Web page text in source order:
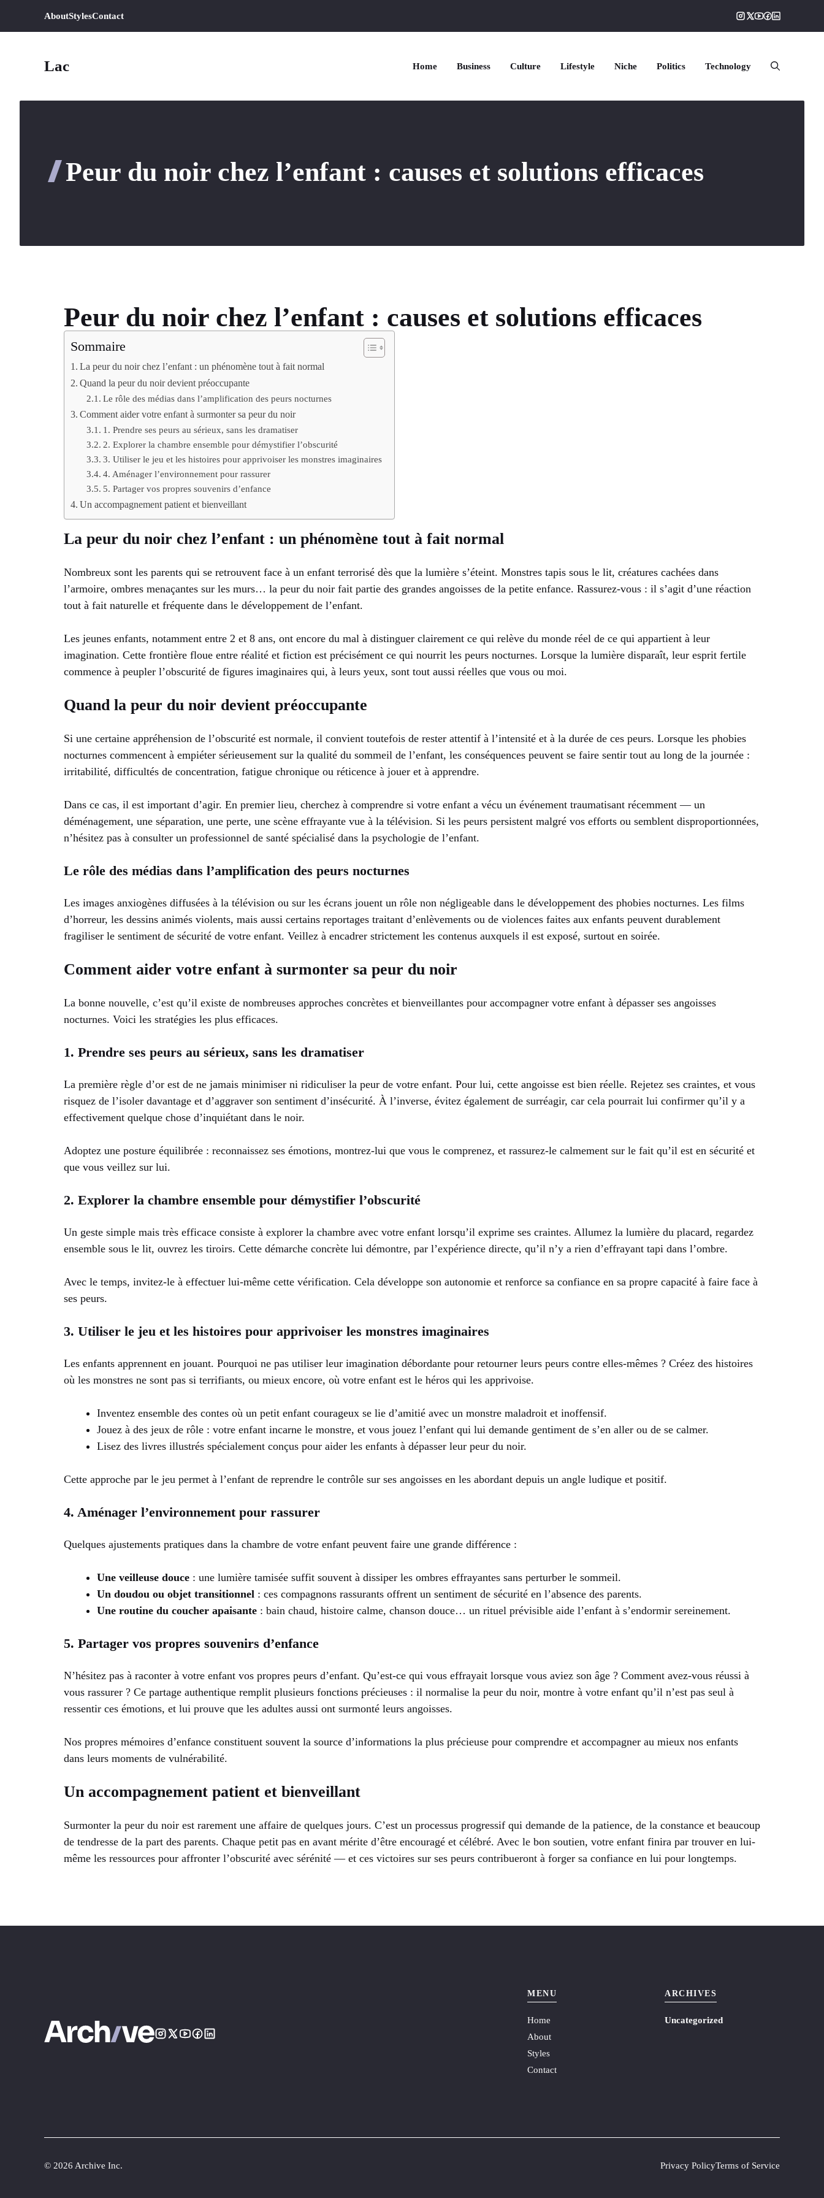
AboutStylesContact
Lac Home Business Culture Lifestyle Niche Politics Technology
Peur du noir chez l’enfant : causes et solutions efficaces
Peur du noir chez l’enfant : causes et solutions efficaces
Sommaire
La peur du noir chez l’enfant : un phénomène tout à fait normal
Quand la peur du noir devient préoccupante
Le rôle des médias dans l’amplification des peurs nocturnes
Comment aider votre enfant à surmonter sa peur du noir
1. Prendre ses peurs au sérieux, sans les dramatiser
2. Explorer la chambre ensemble pour démystifier l’obscurité
3. Utiliser le jeu et les histoires pour apprivoiser les monstres imaginaires
4. Aménager l’environnement pour rassurer
5. Partager vos propres souvenirs d’enfance
Un accompagnement patient et bienveillant
La peur du noir chez l’enfant : un phénomène tout à fait normal
Nombreux sont les parents qui se retrouvent face à un enfant terrorisé dès que la lumière s’éteint. Monstres tapis sous le lit, créatures cachées dans
l’armoire, ombres menaçantes sur les murs… la peur du noir fait partie des grandes angoisses de la petite enfance. Rassurez-vous : il s’agit d’une réaction
tout à fait naturelle et fréquente dans le développement de l’enfant.
Les jeunes enfants, notamment entre 2 et 8 ans, ont encore du mal à distinguer clairement ce qui relève du monde réel de ce qui appartient à leur
imagination. Cette frontière floue entre réalité et fiction est précisément ce qui nourrit les peurs nocturnes. Lorsque la lumière disparaît, leur esprit fertile
commence à peupler l’obscurité de figures imaginaires qui, à leurs yeux, sont tout aussi réelles que vous ou moi.
Quand la peur du noir devient préoccupante
Si une certaine appréhension de l’obscurité est normale, il convient toutefois de rester attentif à l’intensité et à la durée de ces peurs. Lorsque les phobies
nocturnes commencent à empiéter sérieusement sur la qualité du sommeil de l’enfant, les conséquences peuvent se faire sentir tout au long de la journée :
irritabilité, difficultés de concentration, fatigue chronique ou réticence à jouer et à apprendre.
Dans ce cas, il est important d’agir. En premier lieu, cherchez à comprendre si votre enfant a vécu un événement traumatisant récemment — un
déménagement, une séparation, une perte, une scène effrayante vue à la télévision. Si les peurs persistent malgré vos efforts ou semblent disproportionnées,
n’hésitez pas à consulter un professionnel de santé spécialisé dans la psychologie de l’enfant.
Le rôle des médias dans l’amplification des peurs nocturnes
Les images anxiogènes diffusées à la télévision ou sur les écrans jouent un rôle non négligeable dans le développement des phobies nocturnes. Les films
d’horreur, les dessins animés violents, mais aussi certains reportages traitant d’enlèvements ou de violences faites aux enfants peuvent durablement
fragiliser le sentiment de sécurité de votre enfant. Veillez à encadrer strictement les contenus auxquels il est exposé, surtout en soirée.
Comment aider votre enfant à surmonter sa peur du noir
La bonne nouvelle, c’est qu’il existe de nombreuses approches concrètes et bienveillantes pour accompagner votre enfant à dépasser ses angoisses
nocturnes. Voici les stratégies les plus efficaces.
1. Prendre ses peurs au sérieux, sans les dramatiser
La première règle d’or est de ne jamais minimiser ni ridiculiser la peur de votre enfant. Pour lui, cette angoisse est bien réelle. Rejetez ses craintes, et vous
risquez de l’isoler davantage et d’aggraver son sentiment d’insécurité. À l’inverse, évitez également de surréagir, car cela pourrait lui confirmer qu’il y a
effectivement quelque chose d’inquiétant dans le noir.
Adoptez une posture équilibrée : reconnaissez ses émotions, montrez-lui que vous le comprenez, et rassurez-le calmement sur le fait qu’il est en sécurité et
que vous veillez sur lui.
2. Explorer la chambre ensemble pour démystifier l’obscurité
Un geste simple mais très efficace consiste à explorer la chambre avec votre enfant lorsqu’il exprime ses craintes. Allumez la lumière du placard, regardez
ensemble sous le lit, ouvrez les tiroirs. Cette démarche concrète lui démontre, par l’expérience directe, qu’il n’y a rien d’effrayant tapi dans l’ombre.
Avec le temps, invitez-le à effectuer lui-même cette vérification. Cela développe son autonomie et renforce sa confiance en sa propre capacité à faire face à
ses peurs.
3. Utiliser le jeu et les histoires pour apprivoiser les monstres imaginaires
Les enfants apprennent en jouant. Pourquoi ne pas utiliser leur imagination débordante pour retourner leurs peurs contre elles-mêmes ? Créez des histoires
où les monstres ne sont pas si terrifiants, ou mieux encore, où votre enfant est le héros qui les apprivoise.
Inventez ensemble des contes où un petit enfant courageux se lie d’amitié avec un monstre maladroit et inoffensif.
Jouez à des jeux de rôle : votre enfant incarne le monstre, et vous jouez l’enfant qui lui demande gentiment de s’en aller ou de se calmer.
Lisez des livres illustrés spécialement conçus pour aider les enfants à dépasser leur peur du noir.
Cette approche par le jeu permet à l’enfant de reprendre le contrôle sur ses angoisses en les abordant depuis un angle ludique et positif.
4. Aménager l’environnement pour rassurer
Quelques ajustements pratiques dans la chambre de votre enfant peuvent faire une grande différence :
Une veilleuse douce : une lumière tamisée suffit souvent à dissiper les ombres effrayantes sans perturber le sommeil.
Un doudou ou objet transitionnel : ces compagnons rassurants offrent un sentiment de sécurité en l’absence des parents.
Une routine du coucher apaisante : bain chaud, histoire calme, chanson douce… un rituel prévisible aide l’enfant à s’endormir sereinement.
5. Partager vos propres souvenirs d’enfance
N’hésitez pas à raconter à votre enfant vos propres peurs d’enfant. Qu’est-ce qui vous effrayait lorsque vous aviez son âge ? Comment avez-vous réussi à
vous rassurer ? Ce partage authentique remplit plusieurs fonctions précieuses : il normalise la peur du noir, montre à votre enfant qu’il n’est pas seul à
ressentir ces émotions, et lui prouve que les adultes aussi ont surmonté leurs angoisses.
Nos propres mémoires d’enfance constituent souvent la source d’informations la plus précieuse pour comprendre et accompagner au mieux nos enfants
dans leurs moments de vulnérabilité.
Un accompagnement patient et bienveillant
Surmonter la peur du noir est rarement une affaire de quelques jours. C’est un processus progressif qui demande de la patience, de la constance et beaucoup
de tendresse de la part des parents. Chaque petit pas en avant mérite d’être encouragé et célébré. Avec le bon soutien, votre enfant finira par trouver en lui-
même les ressources pour affronter l’obscurité avec sérénité — et ces victoires sur ses peurs contribueront à forger sa confiance en lui pour longtemps.
MENU
Home
About
Styles
Contact
ARCHIVES
Uncategorized
© 2026 Archive Inc. Privacy PolicyTerms of Service